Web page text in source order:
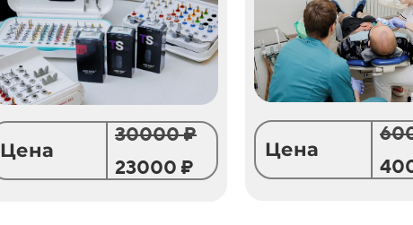
Цена
30000 ₽
23000 ₽
Цена